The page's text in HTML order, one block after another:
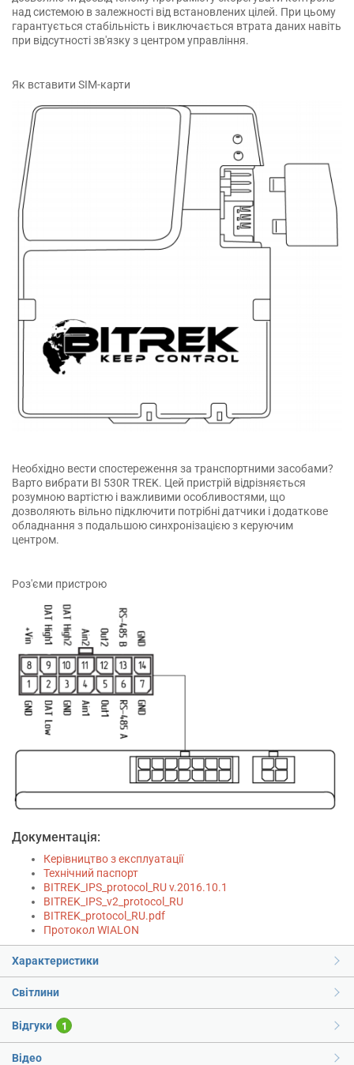
над системою в залежності від встановлених цілей. При цьому
гарантується стабільність і виключається втрата даних навіть
при відсутності зв'язку з центром управління.
Як вставити SIM-карти
Необхідно вести спостереження за транспортними засобами?
Варто вибрати BI 530R TREK. Цей пристрій відрізняється
розумною вартістю і важливими особливостями, що
дозволяють вільно підключити потрібні датчики і додаткове
обладнання з подальшою синхронізацією з керуючим
центром.
Роз'єми пристрою
Документація:
Керівництво з експлуатації
Технічний паспорт
BITREK_IPS_protocol_RU v.2016.10.1
BITREK_IPS_v2_protocol_RU
BITREK_protocol_RU.pdf
Протокол WIALON
Характеристики
Світлини
Відгуки 1
Відео